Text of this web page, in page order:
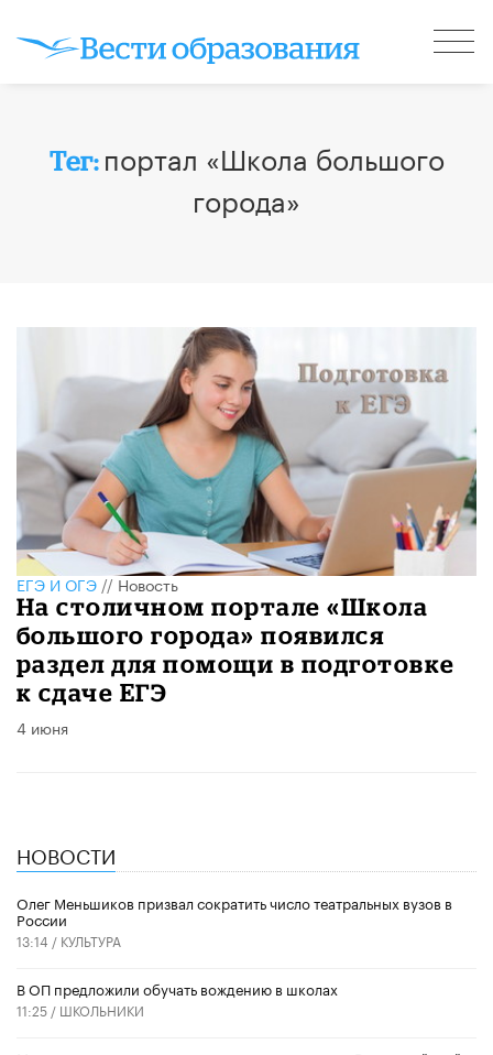
Тег: портал «Школа большого
города»
ЕГЭ И ОГЭ//Новость
На столичном портале «Школа
большого города» появился
раздел для помощи в подготовке
к сдаче ЕГЭ
4 июня
НОВОСТИ
Олег Меньшиков призвал сократить число театральных вузов в
России
13:14 / КУЛЬТУРА
В ОП предложили обучать вождению в школах
11:25 / ШКОЛЬНИКИ